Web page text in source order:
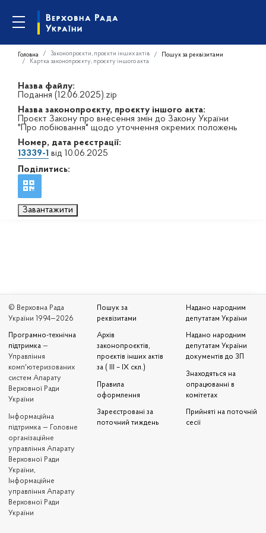
Головна Законопроєкти, проєкти інших актів
Пошук за реквізитами
Картка законопроєкту, проєкту іншого акта
Назва файлу:
Подання (12.06.2025).zip
Назва законопроєкту, проєкту іншого акта:
Проєкт Закону про внесення змін до Закону України
"Про лобіювання" щодо уточнення окремих положень
Номер, дата реєстрації:
13339-1 від 10.06.2025
Поділитись:
Завантажити
© Верховна Рада
України 1994—2026
Програмно-технічна
підтримка —
Управління
комп'ютеризованих
систем Апарату
Верховної Ради
України
Iнформаційна
підтримка — Головне
організаційне
управління Апарату
Верховної Ради
України,
Інформаційне
управління Апарату
Верховної Ради
України
Пошук за
реквізитами
Архів
законопроєктів,
проєктів інших актів
за ( III – IX скл.)
Правила
оформлення
Зареєстровані за
поточний тиждень
Надано народним
депутатам України
Надано народним
депутатам України
документів до ЗП
Знаходяться на
опрацюванні в
комітетах
Прийняті на поточній
сесії